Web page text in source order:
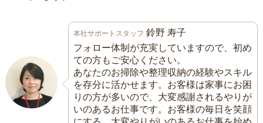
本社サポートスタッフ 鈴野 寿子
フォロー体制が充実していますので、初め
ての方もご安心ください。
あなたのお掃除や整理収納の経験やスキル
を存分に活かせます。お客様は家事にお困
りの方が多いので、大変感謝されるやりが
いのあるお仕事です。お客様の毎日を笑顔